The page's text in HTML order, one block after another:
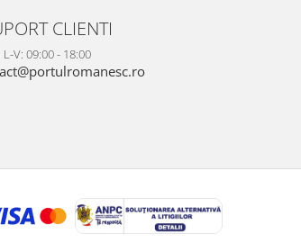
CLIENTI
L-V: 09:00 - 18:00